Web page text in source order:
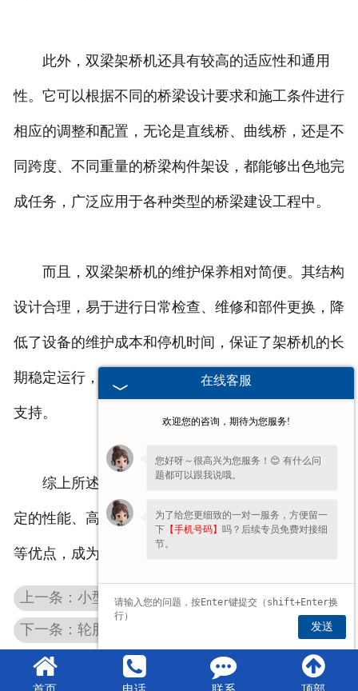
此外，双梁架桥机还具有较高的适应性和通用
性。它可以根据不同的桥梁设计要求和施工条件进行
相应的调整和配置，无论是直线桥、曲线桥，还是不
同跨度、不同重量的桥梁构件架设，都能够出色地完
成任务，广泛应用于各种类型的桥梁建设工程中。
而且，双梁架桥机的维护保养相对简便。其结构
设计合理，易于进行日常检查、维修和部件更换，降
低了设备的维护成本和停机时间，保证了架桥机的长
期稳定运行，为桥梁建设项目的顺利实施提供了有力
支持。
综上所述，双梁架桥机以其强大的承载能力、稳
定的性能、高精度操作、广泛的适应性和简便的维护
等优点，成为现代桥梁建设中不可或缺的重要装备。
上一条：小型架桥机
下一条：轮胎式架桥机
在线客服
欢迎您的咨询，期待为您服务!
您好呀～很高兴为您服务！😊 有什么问
题都可以跟我说哦。
为了给您更细致的一对一服务，方便留一
下 【手机号码】 吗？后续专员免费对接细
节。
发送